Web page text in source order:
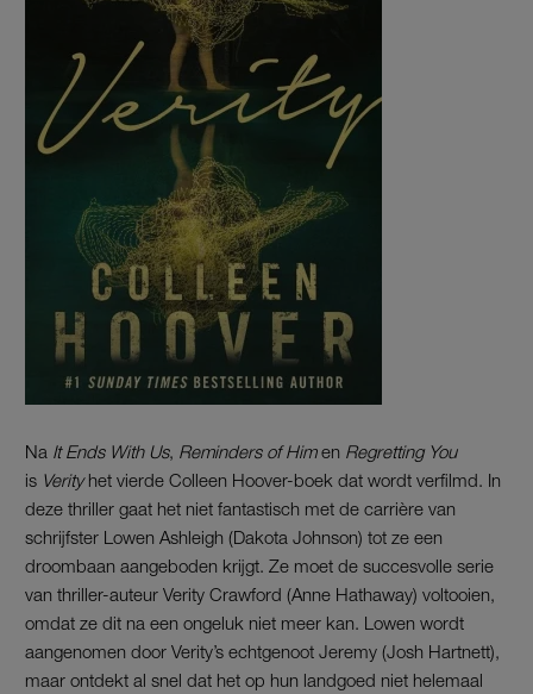
Na It Ends With Us, Reminders of Himen Regretting You
is Verityhet vierde Colleen Hoover-boek dat wordt verfilmd. In
deze thriller gaat het niet fantastisch met de carrière van
schrijfster Lowen Ashleigh (Dakota Johnson) tot ze een
droombaan aangeboden krijgt. Ze moet de succesvolle serie
van thriller-auteur Verity Crawford (Anne Hathaway) voltooien,
omdat ze dit na een ongeluk niet meer kan. Lowen wordt
aangenomen door Verity’s echtgenoot Jeremy (Josh Hartnett),
maar ontdekt al snel dat het op hun landgoed niet helemaal